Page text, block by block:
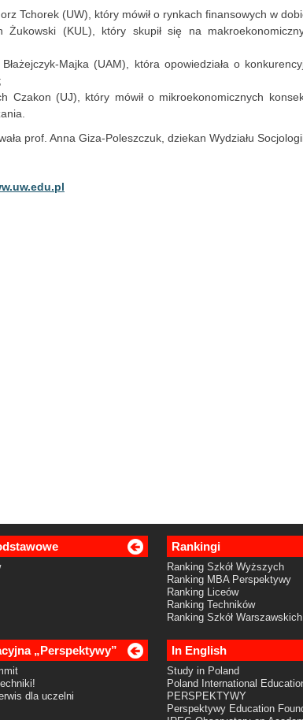
Tchorek (UW), który mówił o rynkach finansowych w
Żukowski (KUL), który skupił się na
Majka (UAM), która opowiedziała o
Czakon (UJ), który mówił o mikroekonomicznych
prof. Anna Giza-Poleszczuk, dziekan Wydziału
Rankingi
Ranking Szkół Wyższych
Ranking MBA Perspektywy
Ranking Liceów
Ranking Techników
Ranking Szkół Warszawskich
„Perspektywy”
dla uczelni
In English
Study in Poland
Poland International
PERSPEKTYWY
Perspektywy Education